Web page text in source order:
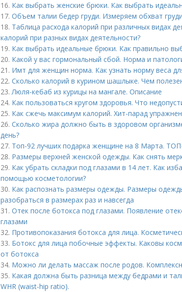
16. Как выбрать женские брюки. Как выбрать
17. Объем талии бедер груди. Измеряем обхват груди
18. Таблица расхода калорий при различных видах
калорий при разных видах деятельности?
19. Как выбрать идеальные брюки. Как правильно
20. Какой у вас гормональный сбой. Норма и
21. Имт для женщин норма. Как узнать норму веса
22. Сколько калорий в курином шашлыке. Чем
23.Люля-кебаб из курицы на мангале. Описание
24. Как пользоваться кругом здоровья. Что
25. Как сжечь максимум калорий. Хит-парад
26. Сколько жира должно быть в здоровом
день?
27. Топ-92 лучших подарка женщине на 8 Марта.
28. Размеры верхней женской одежды. Как снять
29. Как убрать складки под глазами в 14 лет. Как
помощью косметологии?
30. Как распознать размеры одежды. Размеры
разобраться в размерах раз и навсегда
31. Отек после ботокса под глазами. Появление
глазами
32. Противопоказания ботокса для лица.
33. Ботокс для лица побочные эффекты. Каковы
от ботокса
34. Можно ли делать массаж после родов.
35. Какая должна быть разница между бедрами и
WHR (waist-hip ratio).